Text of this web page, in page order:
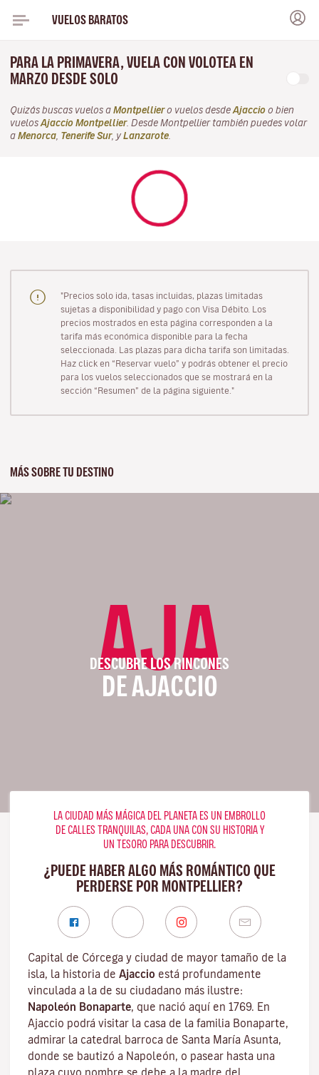
VUELOS BARATOS
PARA LA PRIMAVERA, VUELA CON VOLOTEA EN
MARZO DESDE SOLO
Quizás buscas vuelos a Montpelliero vuelos desde Ajaccio o bien
vuelos Ajaccio Montpellier. Desde Montpellier también puedes volar
a Menorca Tenerife Sur, y Lanzarote
"Precios solo ida, tasas incluidas, plazas limitadas
sujetas a disponibilidad y pago con Visa Débito. Los
precios mostrados en esta página corresponden a la
tarifa más económica disponible para la fecha
seleccionada. Las plazas para dicha tarifa son limitadas.
Haz click en “Reservar vuelo” y podrás obtener el precio
para los vuelos seleccionados que se mostrará en la
sección “Resumen” de la página siguiente."
MÁS SOBRE TU DESTINO
AJA
DESCUBRE LOS RINCONES
DE AJACCIO
LA CIUDAD MÁS MÁGICA DEL PLANETA ES UN EMBROLLO
DE CALLES TRANQUILAS, CADA UNA CON SU HISTORIA Y
UN TESORO PARA DESCUBRIR.
¿PUEDE HABER ALGO MÁS ROMÁNTICO QUE
PERDERSE POR MONTPELLIER?
Capital de Córcega y ciudad de mayor tamaño de la
isla, la historia de Ajaccio está profundamente
vinculada a la de su ciudadano más ilustre:
Napoleón Bonaparte, que nació aquí en 1769. En
Ajaccio podrá visitar la casa de la familia Bonaparte,
admirar la catedral barroca de Santa María Asunta,
donde se bautizó a Napoleón, o pasear hasta una
plaza cuyo nombre se debe a la madre del